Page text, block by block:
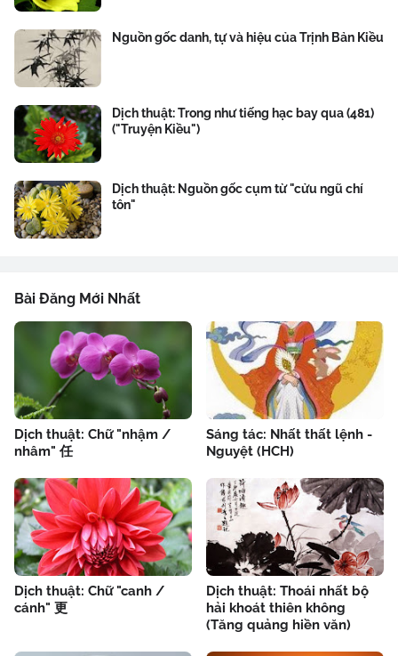
Nguồn gốc danh, tự và hiệu của Trịnh Bản Kiều
Dịch thuật: Trong như tiếng hạc bay qua (481)
("Truyện Kiều")
Dịch thuật: Nguồn gốc cụm từ "cửu ngũ chí
tôn"
Bài Đăng Mới Nhất
Dịch thuật: Chữ "nhậm /
nhâm" 任
Sáng tác: Nhất thất lệnh -
Nguyệt (HCH)
Dịch thuật: Chữ "canh /
cánh" 更
Dịch thuật: Thoái nhất bộ
hải khoát thiên không
(Tăng quảng hiền văn)